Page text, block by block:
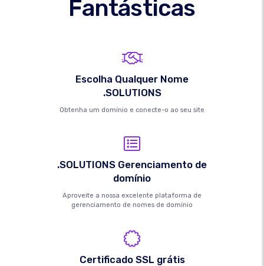
Fantásticas
Escolha Qualquer Nome
.SOLUTIONS
Obtenha um domínio e conecte-o ao seu site
.SOLUTIONS Gerenciamento de
domínio
Aproveite a nossa excelente plataforma de
gerenciamento de nomes de domínio
Certificado SSL grátis